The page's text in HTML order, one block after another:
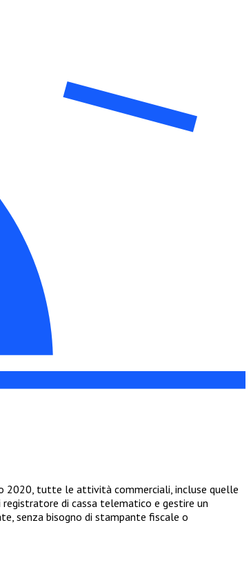
2020, tutte le attività commerciali, incluse quelle
di cassa telematico e gestire un
senza bisogno di stampante fiscale o